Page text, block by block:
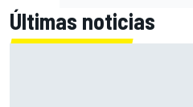
Últimas noticias